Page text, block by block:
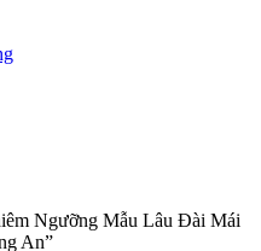
Ngưỡng Mẫu Lâu Đài Mái
An”